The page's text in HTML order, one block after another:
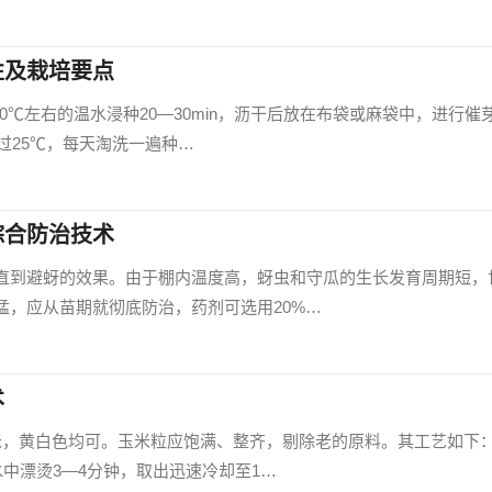
栽培要点
左右的温水浸种20—30min，沥干后放在布袋或麻袋中，进行催
25℃，每天淘洗一遍种…
防治技术
到避蚜的效果。由于棚内温度高，蚜虫和守瓜的生长发育周期短，
，应从苗期就彻底防治，药剂可选用20%…
黄白色均可。玉米粒应饱满、整齐，剔除老的原料。其工艺如下
漂烫3—4分钟，取出迅速冷却至1…